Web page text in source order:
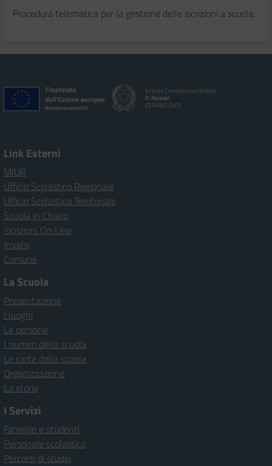
Procedura telematica per la gestione delle iscrizioni a scuola.
Istituto Comprensivo Statale
P. Ramati
CERANO [NO]
Link Esterni
MIUR
Ufficio Scolastico Regionale
Ufficio Scolastico Territoriale
Scuola in Chiaro
Iscrizioni On Line
Invalsi
Comune
La Scuola
Presentazione
I luoghi
Le persone
I numeri della scuola
Le carte della scuola
Organizzazione
La storia
I Servizi
Famiglie e studenti
Personale scolastico
Percorsi di studio